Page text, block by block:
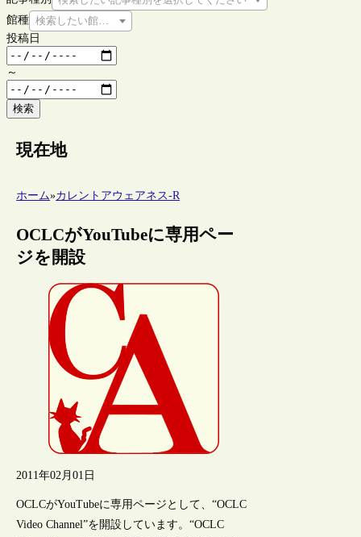
館種 検索したい館種を選択してください
投稿日
～
検索
現在地
ホーム»カレントアウェアネス-R
OCLCがYouTubeに専用ペー
ジを開設
2011年02月01日
OCLCがYouTubeに専用ページとして、“OCLC
Video Channel”を開設しています。“OCLC